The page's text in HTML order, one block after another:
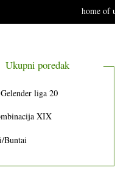
home of
Ukupni poredak
liga 20
XIX
Buntai